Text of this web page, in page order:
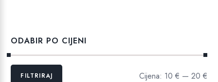
ODABIR PO CIJENI
Min
MaksFILTRIRAJ Cijena: 10 € — 20 €